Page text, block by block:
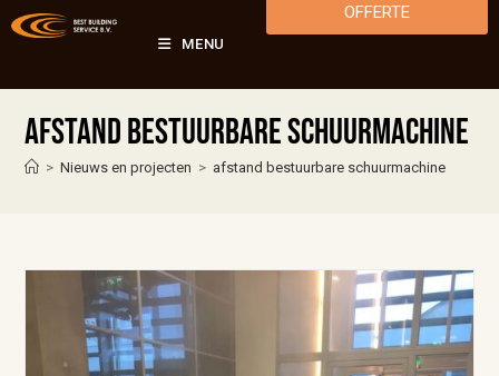
MENU
OFFERTE
afstand bestuurbare schuurmachine
> Nieuws en projecten > afstand bestuurbare schuurmachine